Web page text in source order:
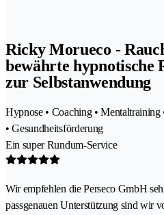
Ricky Morueco -
bewährte hypnotische
zur Selbstanwendung
Hypnose • Coaching • Mentaltraining
• Gesundheitsförderung
Ein super Rundum-Service
Wir empfehlen die Perseco GmbH
passgenauen Unterstützung sind wir